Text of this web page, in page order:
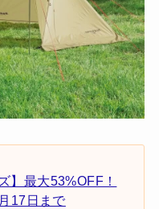
】最大53%OFF！
17日まで